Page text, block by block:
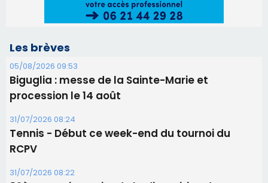
Les brèves
Biguglia : messe de la Sainte-Marie et
procession le 14 août
31/07/2026 08:24
Tennis - Début ce week-end du tournoi du
RCPV
31/07/2026 08:22
Commandant Antoine de Saint Exupery